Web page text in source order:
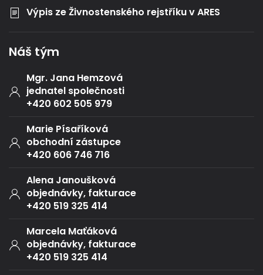
Výpis ze Živnostenského rejstříku v ARES
Náš tým
Mgr. Jana Hemzová
jednatel společnosti
+420 602 505 979
Marie Písaříková
obchodní zástupce
+420 606 746 716
Alena Janoušková
objednávky, fakturace
+420 519 325 414
Marcela Maťáková
objednávky, fakturace
+420 519 325 414